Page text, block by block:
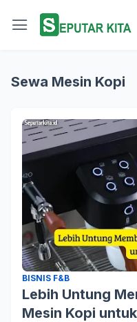
Sewa Mesin Kopi
BISNIS F&B
Lebih Untung
Mesin Kopi